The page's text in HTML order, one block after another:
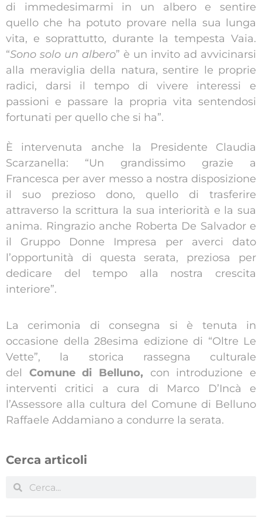
di immedesimarmi in un albero e sentire
quello che ha potuto provare nella sua lunga
vita, e soprattutto, durante la tempesta Vaia.
“Sono solo un albero” è un invito ad avvicinarsi
alla meraviglia della natura, sentire le proprie
radici, darsi il tempo di vivere interessi e
passioni e passare la propria vita sentendosi
fortunati per quello che si ha”.
È intervenuta anche la Presidente Claudia
Scarzanella: “Un grandissimo grazie a
Francesca per aver messo a nostra disposizione
il suo prezioso dono, quello di trasferire
attraverso la scrittura la sua interiorità e la sua
anima. Ringrazio anche Roberta De Salvador e
il Gruppo Donne Impresa per averci dato
l’opportunità di questa serata, preziosa per
dedicare del tempo alla nostra crescita
interiore”.
La cerimonia di consegna si è tenuta in
occasione della 28esima edizione di “Oltre Le
Vette”, la storica rassegna culturale
del Comune di Belluno, con introduzione e
interventi critici a cura di Marco D’Incà e
l’Assessore alla cultura del Comune di Belluno
Raffaele Addamiano a condurre la serata.
Cerca articoli